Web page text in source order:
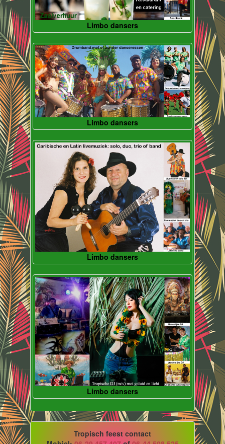
Limbo dansers
Limbo dansers
Limbo dansers
Limbo dansers
Tropisch feest contact